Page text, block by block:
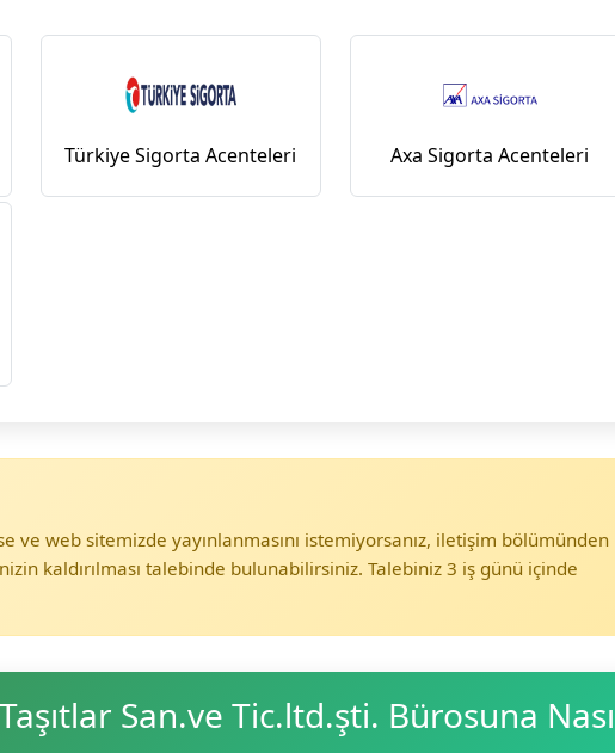
Türkiye Sigorta Acenteleri Axa Sigorta Acenteleri
ve web sitemizde yayınlanmasını istemiyorsanız, iletişim bölümünden
kaldırılması talebinde bulunabilirsiniz. Talebiniz 3 iş günü içinde
San.ve Tic.ltd.şti. Bürosuna